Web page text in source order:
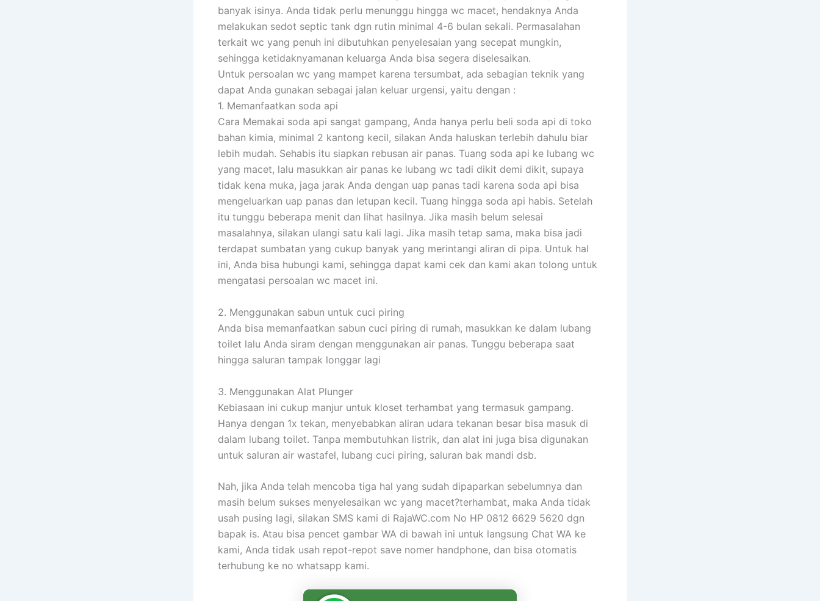
banyak isinya. Anda tidak perlu menunggu hingga wc macet, hendaknya Anda
melakukan sedot septic tank dgn rutin minimal 4-6 bulan sekali. Permasalahan
terkait wc yang penuh ini dibutuhkan penyelesaian yang secepat mungkin,
sehingga ketidaknyamanan keluarga Anda bisa segera diselesaikan.
Untuk persoalan wc yang mampet karena tersumbat, ada sebagian teknik yang
dapat Anda gunakan sebagai jalan keluar urgensi, yaitu dengan :
1. Memanfaatkan soda api
Cara Memakai soda api sangat gampang, Anda hanya perlu beli soda api di toko
bahan kimia, minimal 2 kantong kecil, silakan Anda haluskan terlebih dahulu biar
lebih mudah. Sehabis itu siapkan rebusan air panas. Tuang soda api ke lubang wc
yang macet, lalu masukkan air panas ke lubang wc tadi dikit demi dikit, supaya
tidak kena muka, jaga jarak Anda dengan uap panas tadi karena soda api bisa
mengeluarkan uap panas dan letupan kecil. Tuang hingga soda api habis. Setelah
itu tunggu beberapa menit dan lihat hasilnya. Jika masih belum selesai
masalahnya, silakan ulangi satu kali lagi. Jika masih tetap sama, maka bisa jadi
terdapat sumbatan yang cukup banyak yang merintangi aliran di pipa. Untuk hal
ini, Anda bisa hubungi kami, sehingga dapat kami cek dan kami akan tolong untuk
mengatasi persoalan wc macet ini.
2. Menggunakan sabun untuk cuci piring
Anda bisa memanfaatkan sabun cuci piring di rumah, masukkan ke dalam lubang
toilet lalu Anda siram dengan menggunakan air panas. Tunggu beberapa saat
hingga saluran tampak longgar lagi
3. Menggunakan Alat Plunger
Kebiasaan ini cukup manjur untuk kloset terhambat yang termasuk gampang.
Hanya dengan 1x tekan, menyebabkan aliran udara tekanan besar bisa masuk di
dalam lubang toilet. Tanpa membutuhkan listrik, dan alat ini juga bisa digunakan
untuk saluran air wastafel, lubang cuci piring, saluran bak mandi dsb.
Nah, jika Anda telah mencoba tiga hal yang sudah dipaparkan sebelumnya dan
masih belum sukses menyelesaikan wc yang macet?terhambat, maka Anda tidak
usah pusing lagi, silakan SMS kami di RajaWC.com No HP 0812 6629 5620 dgn
bapak is. Atau bisa pencet gambar WA di bawah ini untuk langsung Chat WA ke
kami, Anda tidak usah repot-repot save nomer handphone, dan bisa otomatis
terhubung ke no whatsapp kami.